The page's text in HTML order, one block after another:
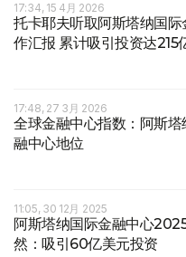
17:34, 15 4月 2026
托卡耶夫听取阿斯塔纳国际
作汇报 累计吸引投资达215
17:48, 27 3月 2026
全球金融中心指数：阿斯塔
融中心地位
11:05, 30 12月 2025
阿斯塔纳国际金融中心
然：吸引60亿美元投资